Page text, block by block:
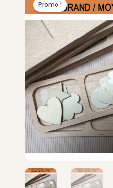
Promo !